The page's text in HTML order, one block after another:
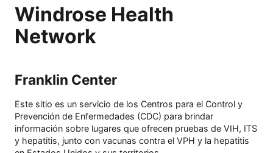
Windrose Health
Network
Franklin Center
Este sitio es un servicio de los Centros para el Control y
Prevención de Enfermedades (CDC) para brindar
información sobre lugares que ofrecen pruebas de VIH, ITS
y hepatitis, junto con vacunas contra el VPH y la hepatitis